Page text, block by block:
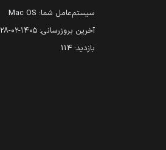
سیستم‌عامل شما: Mac OS
آخرین بروزرسانی: ۱۴۰۵-۰۲-۲۸
بازدید: 114